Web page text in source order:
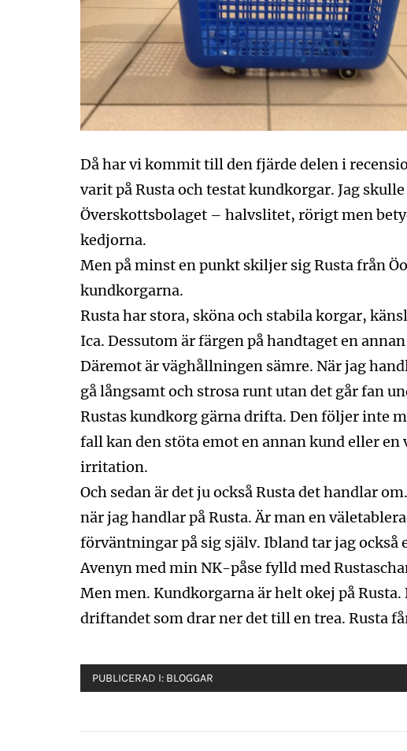
Då har vi kommit till den fjärde delen i
varit på Rusta och testat kundkorgar. Jag
Överskottsbolaget – halvslitet, rörigt men
kedjorna.
Men på minst en punkt skiljer sig Rusta från
kundkorgarna.
Rusta har stora, sköna och stabila korgar,
Ica. Dessutom är färgen på handtaget en
Däremot är väghållningen sämre. När jag
gå långsamt och strosa runt utan det går fan
Rustas kundkorg gärna drifta. Den följer inte
fall kan den stöta emot en annan kund eller
irritation.
Och sedan är det ju också Rusta det handlar
när jag handlar på Rusta. Är man en
förväntningar på sig själv. Ibland tar jag också
Avenyn med min NK-påse fylld med
Men men. Kundkorgarna är helt okej på
driftandet som drar ner det till en trea. Rusta
PUBLICERAD I: BLOGGAR